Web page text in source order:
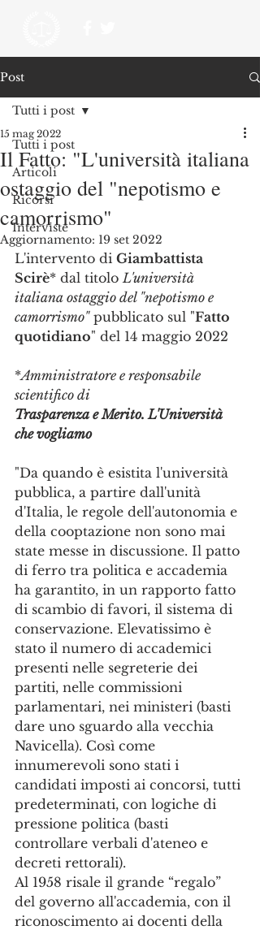
Post
Tutti i post
Articoli
Ricorsi
Interviste
Tutti i post
Il Fatto: "L'università italiana
ostaggio del "nepotismo e
camorrismo"
15 mag 2022
Aggiornamento: 19 set 2022
L'intervento di Giambattista
Scirè* dal titolo L'università
italiana ostaggio del "nepotismo e
camorrismo" pubblicato sul "Fatto
quotidiano" del 14 maggio 2022
*Amministratore e responsabile
scientifico di
Trasparenza e Merito. L'Università
che vogliamo
"Da quando è esistita l'università
pubblica, a partire dall'unità
d'Italia, le regole dell'autonomia e
della cooptazione non sono mai
state messe in discussione. Il patto
di ferro tra politica e accademia
ha garantito, in un rapporto fatto
di scambio di favori, il sistema di
conservazione. Elevatissimo è
stato il numero di accademici
presenti nelle segreterie dei
partiti, nelle commissioni
parlamentari, nei ministeri (basti
dare uno sguardo alla vecchia
Navicella). Così come
innumerevoli sono stati i
candidati imposti ai concorsi, tutti
predeterminati, con logiche di
pressione politica (basti
controllare verbali d'ateneo e
decreti rettorali).
Al 1958 risale il grande “regalo”
del governo all'accademia, con il
riconoscimento ai docenti della